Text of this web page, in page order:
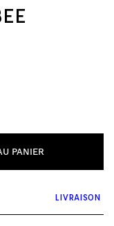
PANIER
LIVRAISON